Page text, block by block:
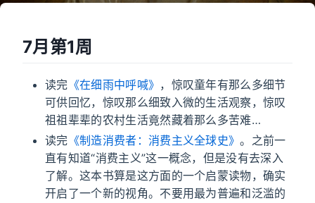
7月第1周
读完 《在细雨中呼喊》 ，惊叹童年有那么多细节
可供回忆，惊叹那么细致入微的生活观察，惊叹
祖祖辈辈的农村生活竟然藏着那么多苦难…
读完 《制造消费者：消费主义全球史》。之前一
直有知道“消费主义”这一概念，但是没有去深入
了解。这本书算是这方面的一个启蒙读物，确实
开启了一个新的视角。不要用最为普遍和泛滥的